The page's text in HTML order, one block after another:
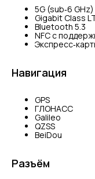
5G (sub‑6 GHz)
Gigabit Class
Bluetooth 5.3
NFC с
Навигация
GPS
ГЛОНАСС
Galileo
QZSS
BeiDou
Разъём